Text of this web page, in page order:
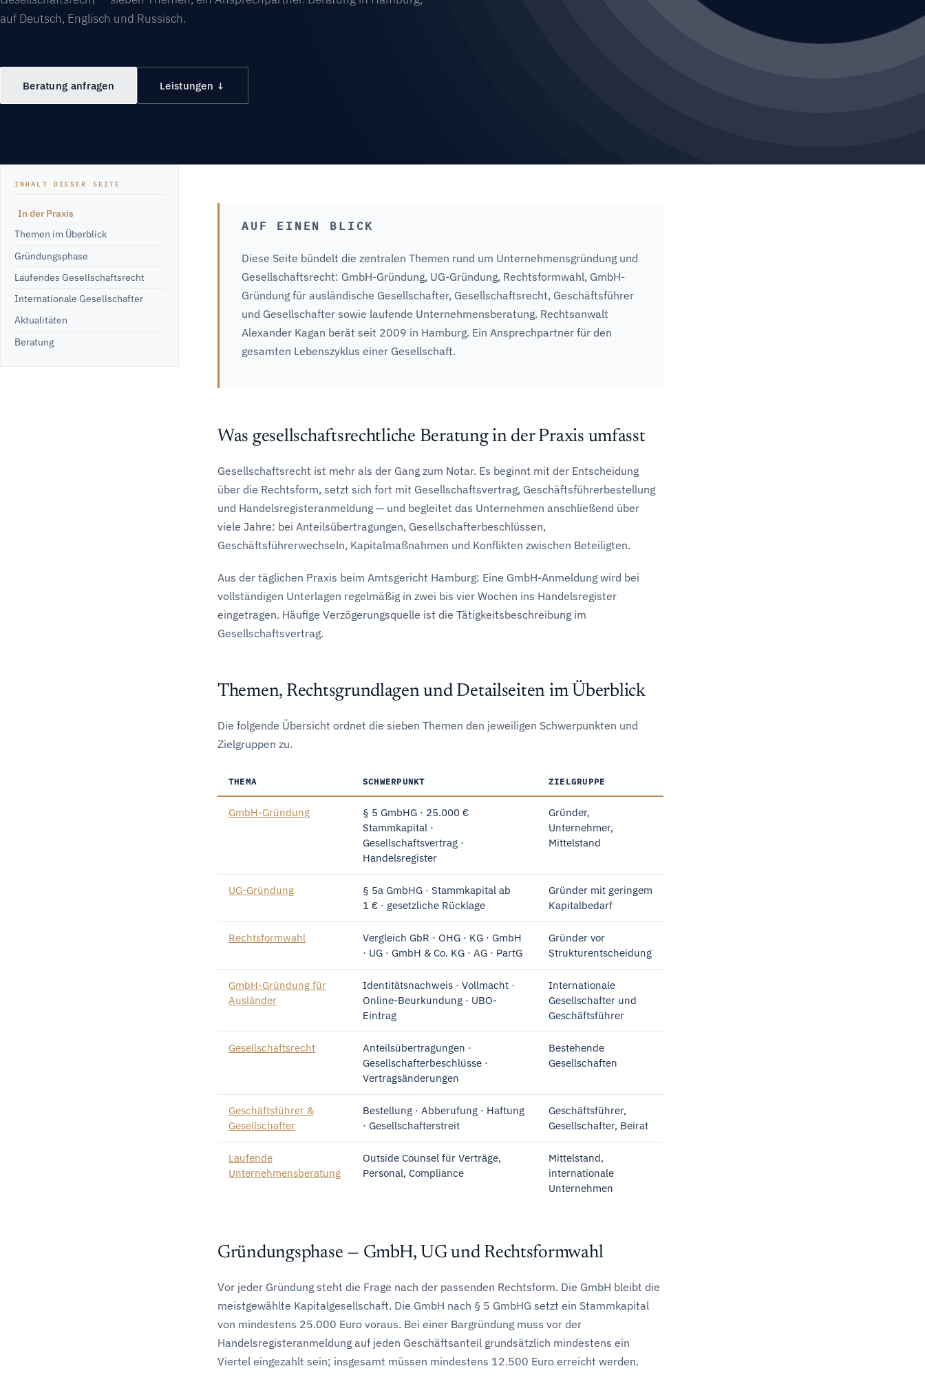
auf Deutsch, Englisch und Russisch.
Beratung anfragen Leistungen ↓
AUF EINEN BLICK
Diese Seite bündelt die zentralen Themen rund um Unternehmensgründung und
Gesellschaftsrecht: GmbH-Gründung, UG-Gründung, Rechtsformwahl, GmbH-
Gründung für ausländische Gesellschafter, Gesellschaftsrecht, Geschäftsführer
und Gesellschafter sowie laufende Unternehmensberatung. Rechtsanwalt
Alexander Kagan berät seit 2009 in Hamburg. Ein Ansprechpartner für den
gesamten Lebenszyklus einer Gesellschaft.
Was gesellschaftsrechtliche Beratung in der Praxis umfasst
Gesellschaftsrecht ist mehr als der Gang zum Notar. Es beginnt mit der Entscheidung
über die Rechtsform, setzt sich fort mit Gesellschaftsvertrag, Geschäftsführerbestellung
und Handelsregisteranmeldung — und begleitet das Unternehmen anschließend über
viele Jahre: bei Anteilsübertragungen, Gesellschafterbeschlüssen,
Geschäftsführerwechseln, Kapitalmaßnahmen und Konflikten zwischen Beteiligten.
Aus der täglichen Praxis beim Amtsgericht Hamburg: Eine GmbH-Anmeldung wird bei
vollständigen Unterlagen regelmäßig in zwei bis vier Wochen ins Handelsregister
eingetragen. Häufige Verzögerungsquelle ist die Tätigkeitsbeschreibung im
Gesellschaftsvertrag.
Themen, Rechtsgrundlagen und Detailseiten im Überblick
Die folgende Übersicht ordnet die sieben Themen den jeweiligen Schwerpunkten und
Zielgruppen zu.
THEMA SCHWERPUNKT ZIELGRUPPE
GmbH-Gründung
§ 5 GmbHG · 25.000 €
Stammkapital ·
Gesellschaftsvertrag ·
Handelsregister
Gründer,
Unternehmer,
Mittelstand
UG-Gründung
§ 5a GmbHG · Stammkapital ab
1 € · gesetzliche Rücklage
Gründer mit geringem
Kapitalbedarf
Rechtsformwahl
Vergleich GbR · OHG · KG · GmbH
· UG · GmbH & Co. KG · AG · PartG
Gründer vor
Strukturentscheidung
GmbH-Gründung für
Ausländer
Identitätsnachweis · Vollmacht ·
Online-Beurkundung · UBO-
Eintrag
Internationale
Gesellschafter und
Geschäftsführer
Gesellschaftsrecht
Anteilsübertragungen ·
Gesellschafterbeschlüsse ·
Vertragsänderungen
Bestehende
Gesellschaften
Geschäftsführer &
Gesellschafter
Bestellung · Abberufung · Haftung
· Gesellschafterstreit
Geschäftsführer,
Gesellschafter, Beirat
Laufende
Unternehmensberatung
Outside Counsel für Verträge,
Personal, Compliance
Mittelstand,
internationale
Unternehmen
Gründungsphase — GmbH, UG und Rechtsformwahl
Vor jeder Gründung steht die Frage nach der passenden Rechtsform. Die GmbH bleibt die
meistgewählte Kapitalgesellschaft. Die GmbH nach § 5 GmbHG setzt ein Stammkapital
von mindestens 25.000 Euro voraus. Bei einer Bargründung muss vor der
Handelsregisteranmeldung auf jeden Geschäftsanteil grundsätzlich mindestens ein
Viertel eingezahlt sein; insgesamt müssen mindestens 12.500 Euro erreicht werden.
INHALT DIESER SEITE
In der Praxis
Themen im Überblick
Gründungsphase
Laufendes Gesellschaftsrecht
Internationale Gesellschafter
Aktualitäten
Beratung